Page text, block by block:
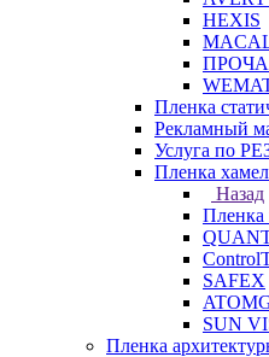
HEXIS
Пленка
Рекламный
Услуга по
Пленка
Назад
Пленка
SAFEX
SUN
Пленка